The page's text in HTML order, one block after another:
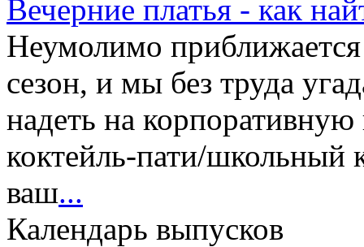
Вечерние платья - как
Неумолимо
сезон, и мы без труда
надеть на
коктейль-пати/школьный
ваш...
Календарь выпусков